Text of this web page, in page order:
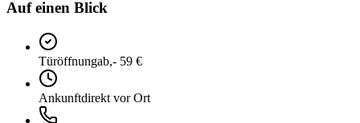
Auf einen Blick
Türöffnungab,- 59 €
Ankunftdirekt vor Ort